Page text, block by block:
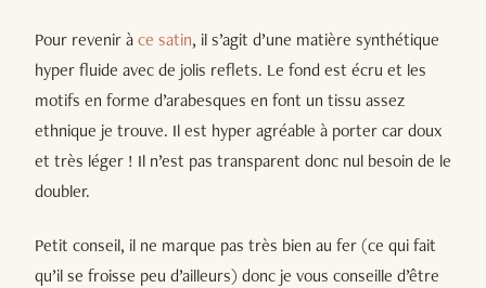
Pour revenir àce satin, il s’agit d’une matière synthétique
hyper fluide avec de jolis reflets. Le fond est écru et les
motifs en forme d’arabesques en font un tissu assez
ethnique je trouve. Il est hyper agréable à porter car doux
et très léger ! Il n’est pas transparent donc nul besoin de le
doubler.
Petit conseil, il ne marque pas très bien au fer (ce qui fait
qu’il se froisse peu d’ailleurs) donc je vous conseille d’être